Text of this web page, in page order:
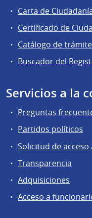
Carta de
Certificado de
Catálogo de
Buscador del
Servicios a la
Preguntas
Partidos políticos
Solicitud de
Transparencia
Adquisiciones
Acceso a